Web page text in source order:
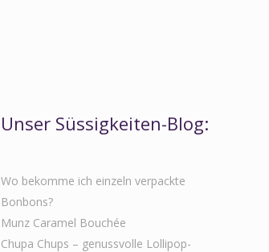
Unser Süssigkeiten-Blog:
Wo bekomme ich einzeln verpackte
Bonbons?
Munz Caramel Bouchée
Chupa Chups – genussvolle Lollipop-